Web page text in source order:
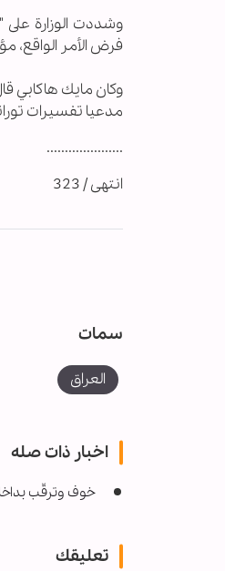
وشددت الوزارة
فرض الأمر الواقع،
وكان مايك هاكابي
مدعيا تفسيرات
.....................
انتهى / 323
سمات
العراق
اخبار ذات صله
خوف وترقّب بداخل
تعليقك